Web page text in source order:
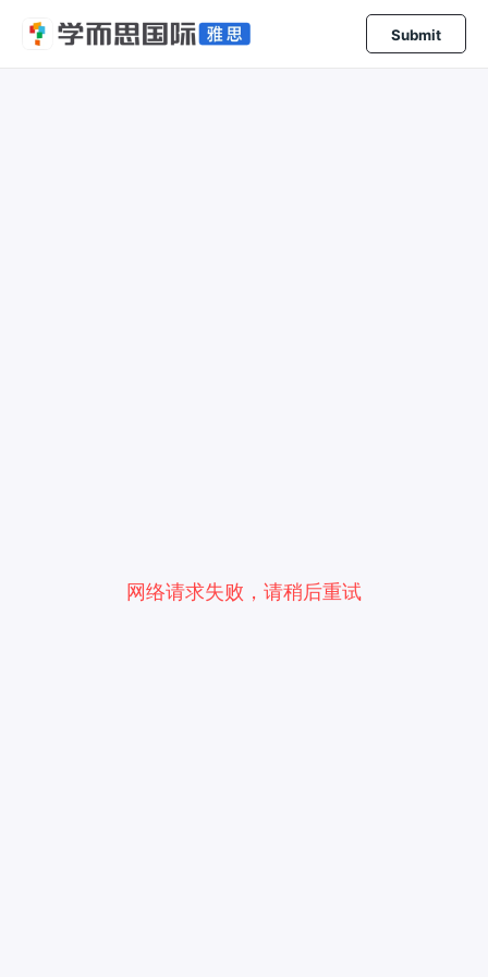
Submit
网络请求失败，请稍后重试